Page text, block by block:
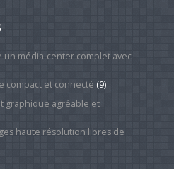
un média-center complet avec
compact et connecté (9)
graphique agréable et
haute résolution libres de